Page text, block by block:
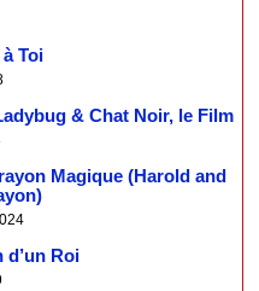
Toi
& Chat Noir, le Film
Magique (Harold and
d’un Roi